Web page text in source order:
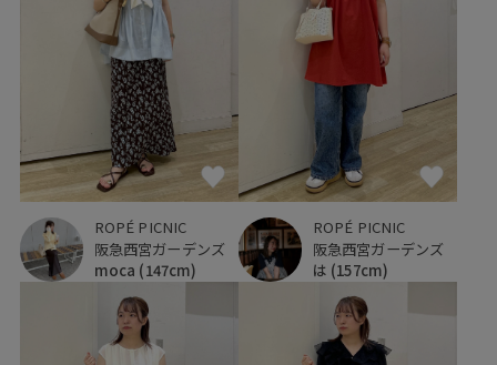
ROPÉ PICNIC
阪急西宮ガーデンズ
moca (147cm)
ROPÉ PICNIC
阪急西宮ガーデンズ
は (157cm)